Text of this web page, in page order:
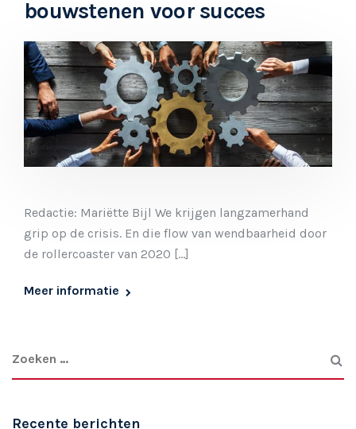
bouwstenen voor succes
Redactie: Mariëtte Bijl We krijgen langzamerhand
grip op de crisis. En die flow van wendbaarheid door
de rollercoaster van 2020 […]
Meer informatie
Recente berichten